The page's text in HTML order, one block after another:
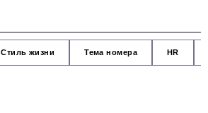
Стиль жизни Тема номера HR